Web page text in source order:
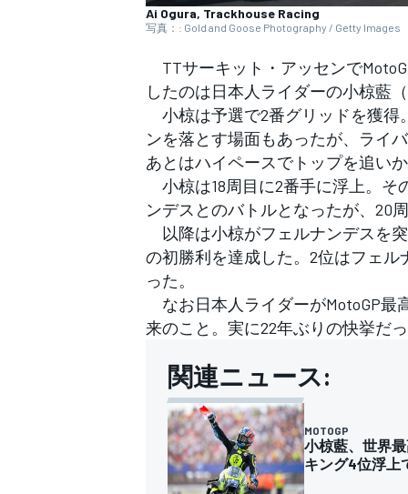
フォーミュラE
Ai Ogura, Trackhouse Racing
写真：: Gold and Goose Photography / Getty Images
TTサーキット・アッセンで
したのは日本人ライダーの小椋藍
小椋は予選で2番グリッドを獲得
ンを落とす場面もあったが、ライ
あとはハイペースでトップを追い
小椋は18周目に2番手に浮上。そ
ンデスとのバトルとなったが、20
以降は小椋がフェルナンデスを
の初勝利を達成した。2位はフェ
った。
なお日本人ライダーがMotoGP最
来のこと。実に22年ぶりの快挙だ
関連ニュース:
MOTOGP
小椋藍、世界
キング4位浮上